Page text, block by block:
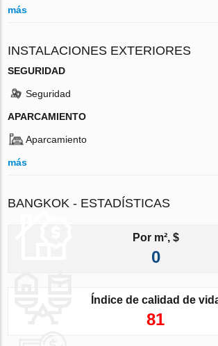
más
INSTALACIONES EXTERIORES
SEGURIDAD
Seguridad
APARCAMIENTO
Aparcamiento
más
BANGKOK - ESTADÍSTICAS
Por m², $
0
Índice de calidad de
81